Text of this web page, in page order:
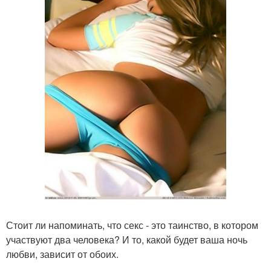
Стоит ли напоминать, что секс - это таинство, в котором
участвуют два человека? И то, какой будет ваша ночь
любви, зависит от обоих.